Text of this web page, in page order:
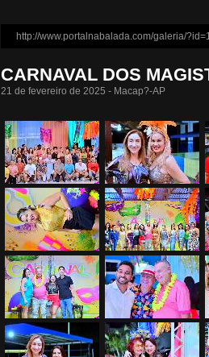
CARNAVAL DOS
21 de fevereiro de 2025 - Macap?-AP